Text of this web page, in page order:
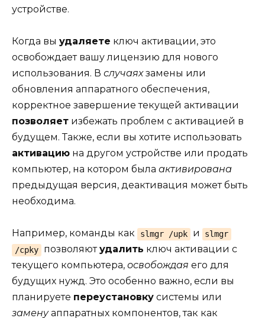
устройстве.
Когда вы удаляете ключ активации, это
освобождает вашу лицензию для нового
использования. В случаяхзамены или
обновления аппаратного обеспечения,
корректное завершение текущей активации
позволяет избежать проблем с активацией в
будущем. Также, если вы хотите использовать
активацию на другом устройстве или продать
компьютер, на котором была активирована
предыдущая версия, деактивация может быть
необходима.
Например, команды как slmgr /upk и
slmgr
/cpky
позволяютудалить ключ активации с
текущего компьютера, освобождая его для
будущих нужд. Это особенно важно, если вы
планируете переустановку системы или
заменуаппаратных компонентов, так как